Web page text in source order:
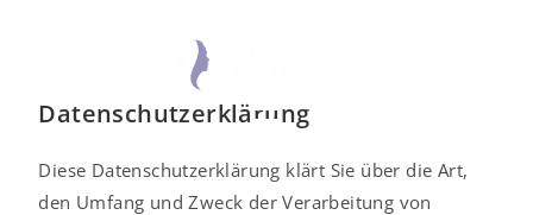
Datenschutzerklärung
Diese Datenschutzerklärung klärt Sie über die Art,
den Umfang und Zweck der Verarbeitung von